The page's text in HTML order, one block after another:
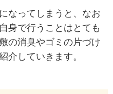
なってしまうと、なお
身で行うことはとても
の消臭やゴミの片づけ
介していきます。